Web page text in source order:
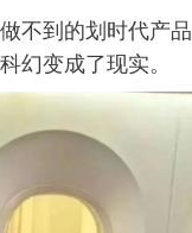
不到的划时代产
幻变成了现实。